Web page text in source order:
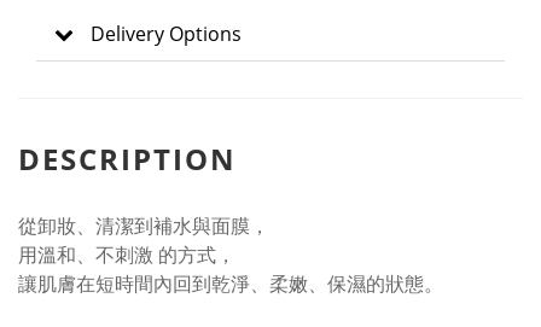
Delivery Options
DESCRIPTION
從卸妝、清潔到補水與面膜，
用溫和、不刺激 的方式，
讓肌膚在短時間內回到乾淨、柔嫩、保濕的狀態。